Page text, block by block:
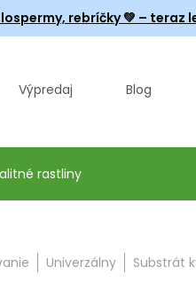
rebríčky💚 – teraz
Výpredaj Blog
rastliny
Univerzálny Substrát